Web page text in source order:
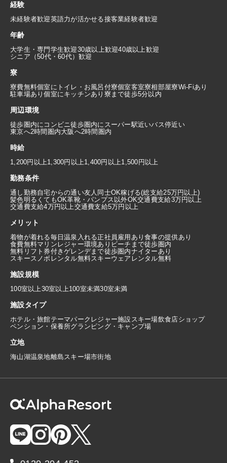
経験
未経験者歓迎英語力が活かせる接客業経験者歓迎
年齢
大学生・専門学生歓迎30歳以上歓迎40歳以上歓迎
シニア（50代・60代）歓迎
寮
寮費無料個室にトイレ・お風呂付寮個室客室寮相部屋寮Wi-Fiあり
駐車場あり個室にキッチンあり 寮まで徒歩5分以内
周辺環境
徒歩圏内にコンビニ徒歩圏内にスーパー駅近いバス停近い
東京へ2時間圏内大阪へ2時間圏内
時給
1,200円以上1,300円以上1,400円以上1,500円以上
勤務条件
通し勤務自宅からの通い友人同士OK稼げる(総支給25万円以上)
髪色明るくてもOK革靴・パンプス以外OK交通費支給3万円以上
交通費支給4万円以上交通費支給5万円以上
メリット
着物が着れる毎日温泉入れる正社員雇用あり食事の提供あり
食費無料マリンレジャー環境あり ビーチまで徒歩圏内
無料リフト券付きゲレンデまで徒歩圏内ナイターあり
スキースノボレンタル無料スキーウェアレンタル無料
施設規模
100室以上30室以上100室未満30室未満
施設タイプ
ホテル・旅館テーマパーク レジャー施設スキー場飲食店ショップ
ペンション・保養所グランピング・キャンプ場
立地
海山湖温泉地離島スキー場市街地